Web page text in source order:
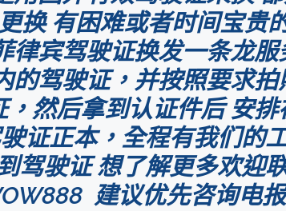
换 有困难或者时间宝贵
律宾驾驶证换发一条龙
的驾驶证，并按照要求
然后拿到认证件后 安排
证正本，全程有我们的
驾驶证 想了解更多欢迎
建议优先咨询电